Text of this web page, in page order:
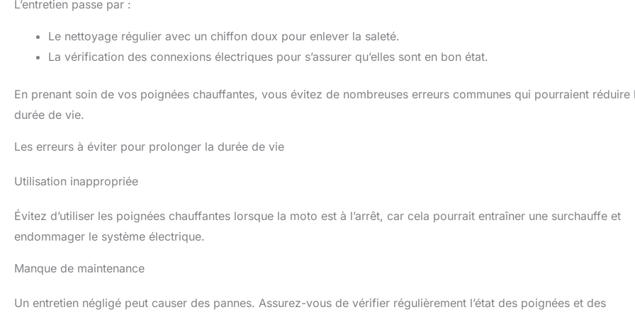
L’entretien passe par :
Le nettoyage régulier avec un chiffon doux pour enlever la saleté.
La vérification des connexions électriques pour s’assurer qu’elles sont en bon état.
En prenant soin de vos poignées chauffantes, vous évitez de nombreuses erreurs communes qui pourraient réduire
durée de vie.
Les erreurs à éviter pour prolonger la durée de vie
Utilisation inappropriée
Évitez d’utiliser les poignées chauffantes lorsque la moto est à l’arrêt, car cela pourrait entraîner une surchauffe et
endommager le système électrique.
Manque de maintenance
Un entretien négligé peut causer des pannes. Assurez-vous de vérifier régulièrement l’état des poignées et des